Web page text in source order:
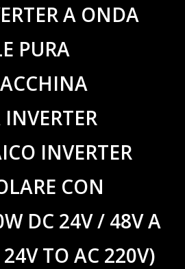
A ONDA
PURA
INVERTER
CON
DC 24V / 48V A
TO AC 220V)